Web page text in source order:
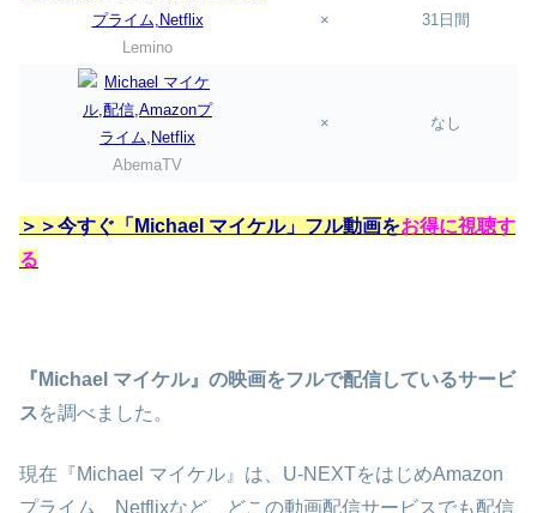
Lemino
× 31日間
AbemaTV
× なし
＞＞今すぐ「Michael マイケル」フル動画をお得に視聴す
る
『Michael マイケル』の映画をフルで配信しているサービ
スを調べました。
現在『Michael マイケル』は、U-NEXTをはじめAmazon
プライム、Netflixなど、どこの動画配信サービスでも配信